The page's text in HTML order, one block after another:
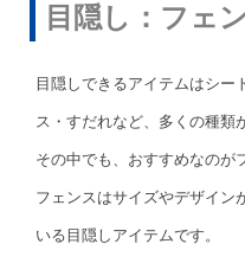
目隠し：フェ
目隠しできるアイテムはシー
ス・すだれなど、多くの種類
その中でも、おすすめなのが
フェンスはサイズやデザイン
いる目隠しアイテムです。